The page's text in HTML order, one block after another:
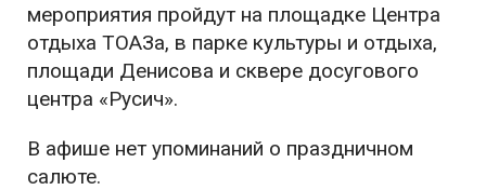
мероприятия пройдут на площадке Центра
отдыха ТОАЗа, в парке культуры и отдыха,
площади Денисова и сквере досугового
центра «Русич».
В афише нет упоминаний о праздничном
салюте.